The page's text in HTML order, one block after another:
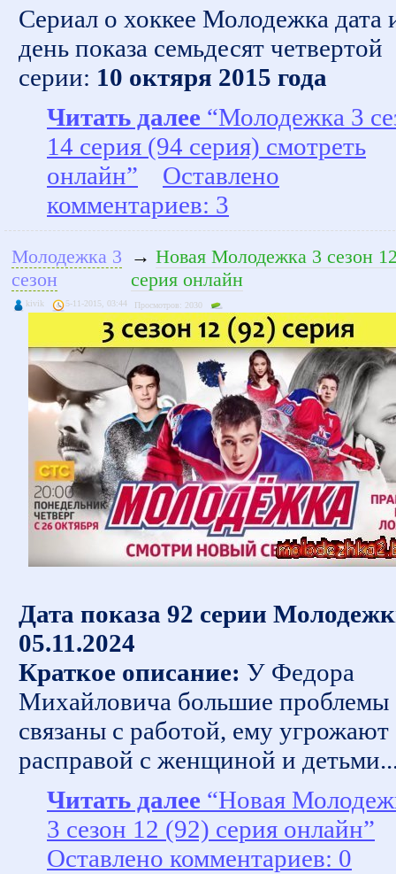
Сериал о хоккее Молодежка дата
день показа семьдесят четвертой
серии: 10 октяря 2015 года
Читать далее “Молодежка 3
14 серия (94 серия) смотреть
онлайн”
Оставлено
комментариев: 3
Молодежка 3
сезон
→ Новая Молодежка 3 сезон
серия онлайн
kivik 5-11-2015, 03:44 Просмотров: 2030
Дата показа 92 серии
05.11.2024
Краткое описание: У Федора
Михайловича большие проблемы
связаны с работой, ему угрожают
расправой с женщиной и
Читать далее “Новая
3 сезон 12 (92) серия онлайн”
Оставлено комментариев: 0